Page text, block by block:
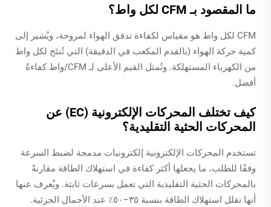
ما المقصود بـ CFM لكل واط؟
CFM لكل واط هو مقياس لكفاءة تدفق الهواء لمروحة، ويُشير إلى
كمية حركة الهواء (بالقدم المكعب في الدقيقة) التي تُنتَج لكل واط
من الكهرباء المستهلكة. وتُمثل القيم الأعلى لـ CFM/واط كفاءةً
أفضل.
كيف تختلف المحركات الإلكترونية (EC) عن
المحركات الحثية التقليدية؟
تستخدم المحركات الإلكترونية إلكترونيات مدمجة لضبط السرعة
وفقًا للطلب، ما يجعلها أكثر كفاءة في استهلاك الطاقة مقارنةً
بالمحركات الحثية التقليدية التي تعمل بسرعات ثابتة. ويُعرف عنها
أنها تقلل استهلاك الطاقة بنسبة ٣٥–٥٠٪ عند الأحمال الجزئية.